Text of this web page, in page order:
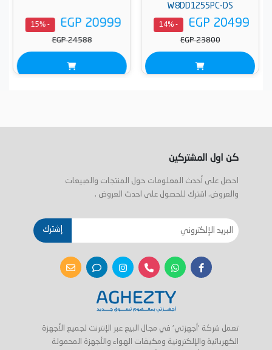
W8DD1255PC-DS
EGP 20499
- 14%
EGP 23800
EGP 20999
- 15%
EGP 24588
كن اول المشتركين
احصل على أحدث المعلومات حول المنتجات والمبيعات
والعروض. اشترك للحصول على احدث العروض .
إشترك
تعمل شركة 'أجهزتي' في مجال البيع عبر الإنترنت لجميع الأجهزة
الكهربائية والإلكترونية ومكيفات الهواء والأجهزة المحمولة